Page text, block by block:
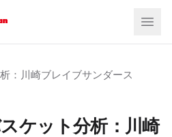
：川崎ブレイブサンダース
ケット分析：川崎